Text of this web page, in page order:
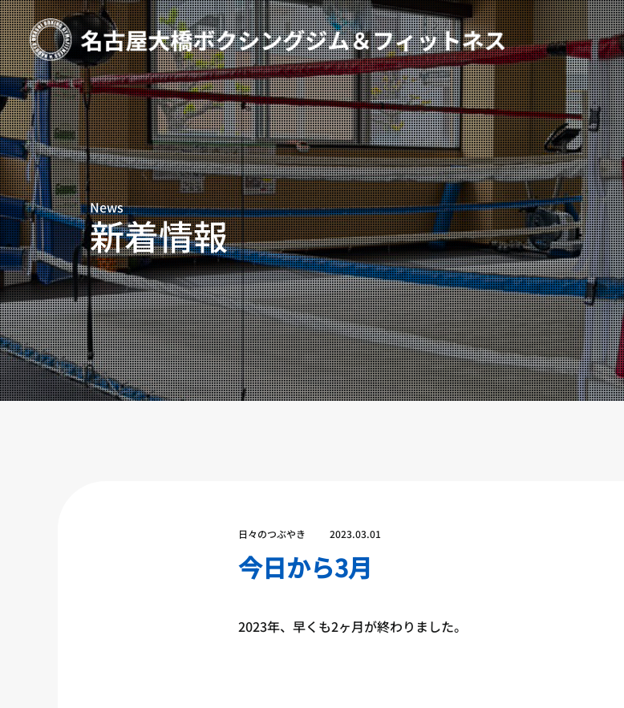
TOP
新着情報
ご予約
プライベートコース予約
レンタルスタジオ予約
名古屋大橋ボクシングジムについて
大橋弘政プロフィール
スタッフ紹介
料金案内
設備紹介
アクセス
実戦コース
料金システム
選手紹介
よくある質問
News
新着情報
日々のつぶやき 2023.03.01
今日から3月
2023年、早くも2ヶ月が終わりました。